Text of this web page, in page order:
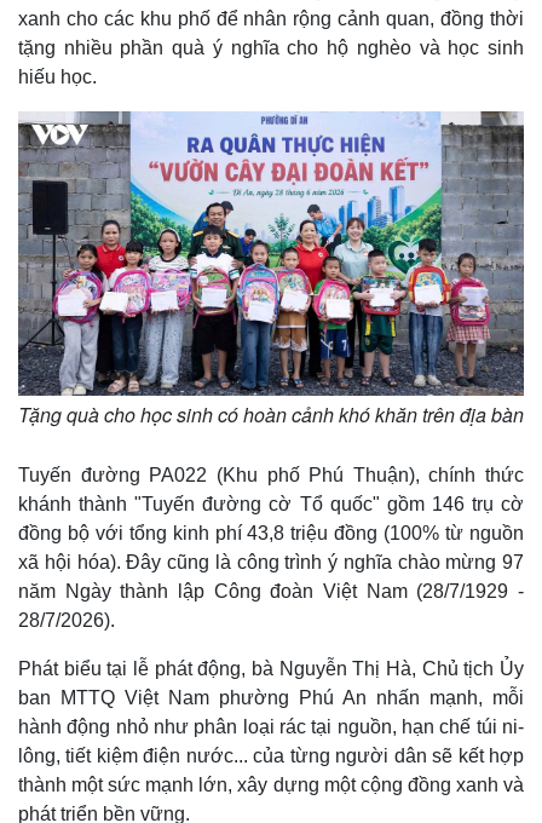
Thế giới
Cuộc sống đó đây
Hồ sơ
Multimedia
Ảnh
E-Magazine
Infographic
xanh cho các khu phố để nhân rộng cảnh quan, đồng thời
tặng nhiều phần quà ý nghĩa cho hộ nghèo và học sinh
hiếu học.
Tặng quà cho học sinh có hoàn cảnh khó khăn trên địa bàn
Tuyến đường PA022 (Khu phố Phú Thuận), chính thức
khánh thành "Tuyến đường cờ Tổ quốc" gồm 146 trụ cờ
đồng bộ với tổng kinh phí 43,8 triệu đồng (100% từ nguồn
xã hội hóa). Đây cũng là công trình ý nghĩa chào mừng 97
năm Ngày thành lập Công đoàn Việt Nam (28/7/1929 -
28/7/2026).
Phát biểu tại lễ phát động, bà Nguyễn Thị Hà, Chủ tịch Ủy
ban MTTQ Việt Nam phường Phú An nhấn mạnh, mỗi
hành động nhỏ như phân loại rác tại nguồn, hạn chế túi ni-
lông, tiết kiệm điện nước... của từng người dân sẽ kết hợp
thành một sức mạnh lớn, xây dựng một cộng đồng xanh và
phát triển bền vững.